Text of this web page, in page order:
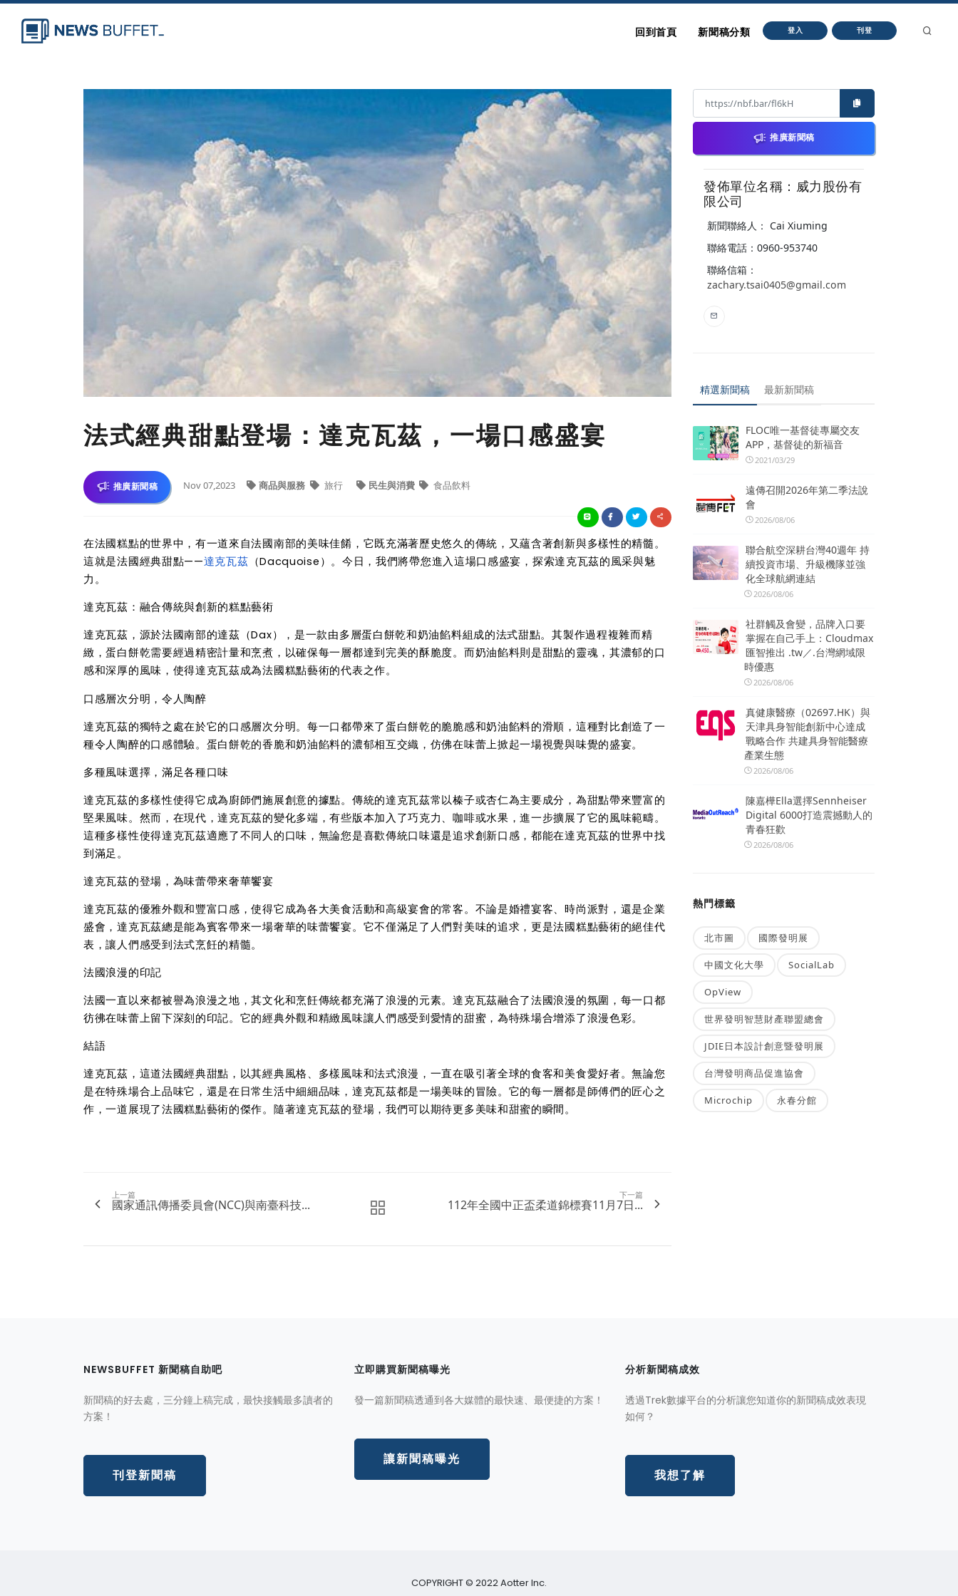
回到首頁 新聞稿分類 登入 刊登
法式經典甜點登場：達克瓦茲，一場口感盛宴
推廣新聞稿 Nov 07,2023 商品與服務 旅行 民生與消費 食品飲料
在法國糕點的世界中，有一道來自法國南部的美味佳餚，它既充滿著歷史悠久的傳統，又蘊含著創新與多樣性的精髓。
這就是法國經典甜點——達克瓦茲 （Dacquoise）。今日，我們將帶您進入這場口感盛宴，探索達克瓦茲的風采與魅
力。
達克瓦茲：融合傳統與創新的糕點藝術
達克瓦茲，源於法國南部的達茲（Dax），是一款由多層蛋白餅乾和奶油餡料組成的法式甜點。其製作過程複雜而精
緻，蛋白餅乾需要經過精密計量和烹煮，以確保每一層都達到完美的酥脆度。而奶油餡料則是甜點的靈魂，其濃郁的口
感和深厚的風味，使得達克瓦茲成為法國糕點藝術的代表之作。
口感層次分明，令人陶醉
達克瓦茲的獨特之處在於它的口感層次分明。每一口都帶來了蛋白餅乾的脆脆感和奶油餡料的滑順，這種對比創造了一
種令人陶醉的口感體驗。蛋白餅乾的香脆和奶油餡料的濃郁相互交織，仿佛在味蕾上掀起一場視覺與味覺的盛宴。
多種風味選擇，滿足各種口味
達克瓦茲的多樣性使得它成為廚師們施展創意的據點。傳統的達克瓦茲常以榛子或杏仁為主要成分，為甜點帶來豐富的
堅果風味。然而，在現代，達克瓦茲的變化多端，有些版本加入了巧克力、咖啡或水果，進一步擴展了它的風味範疇。
這種多樣性使得達克瓦茲適應了不同人的口味，無論您是喜歡傳統口味還是追求創新口感，都能在達克瓦茲的世界中找
到滿足。
達克瓦茲的登場，為味蕾帶來奢華饗宴
達克瓦茲的優雅外觀和豐富口感，使得它成為各大美食活動和高級宴會的常客。不論是婚禮宴客、時尚派對，還是企業
盛會，達克瓦茲總是能為賓客帶來一場奢華的味蕾饗宴。它不僅滿足了人們對美味的追求，更是法國糕點藝術的絕佳代
表，讓人們感受到法式烹飪的精髓。
法國浪漫的印記
法國一直以來都被譽為浪漫之地，其文化和烹飪傳統都充滿了浪漫的元素。達克瓦茲融合了法國浪漫的氛圍，每一口都
彷彿在味蕾上留下深刻的印記。它的經典外觀和精緻風味讓人們感受到愛情的甜蜜，為特殊場合增添了浪漫色彩。
結語
達克瓦茲，這道法國經典甜點，以其經典風格、多樣風味和法式浪漫，一直在吸引著全球的食客和美食愛好者。無論您
是在特殊場合上品味它，還是在日常生活中細細品味，達克瓦茲都是一場美味的冒險。它的每一層都是師傅們的匠心之
作，一道展現了法國糕點藝術的傑作。隨著達克瓦茲的登場，我們可以期待更多美味和甜蜜的瞬間。
上一篇
國家通訊傳播委員會(NCC)與南臺科技...
下一篇
112年全國中正盃柔道錦標賽11月7日...
推廣新聞稿
發佈單位名稱：威力股份有
限公司
新聞聯絡人： Cai Xiuming
聯絡電話：0960-953740
聯絡信箱：
zachary.tsai0405@gmail.com
精選新聞稿 最新新聞稿
FLOC唯一基督徒專屬交友
APP，基督徒的新福音
2021/03/29
遠傳召開2026年第二季法說
會
2026/08/06
聯合航空深耕台灣40週年 持
續投資市場、升級機隊並強
化全球航網連結
2026/08/06
社群觸及會變，品牌入口要
掌握在自己手上：Cloudmax
匯智推出 .tw／.台灣網域限
時優惠
2026/08/06
真健康醫療（02697.HK）與
天津具身智能創新中心達成
戰略合作 共建具身智能醫療
產業生態
2026/08/06
陳嘉樺Ella選擇Sennheiser
Digital 6000打造震撼動人的
青春狂歡
2026/08/06
熱門標籤
北市圖 國際發明展
中國文化大學 SocialLab
OpView
世界發明智慧財產聯盟總會
JDIE日本設計創意暨發明展
台灣發明商品促進協會
Microchip 永春分館
NEWSBUFFET 新聞稿自助吧
新聞稿的好去處，三分鐘上稿完成，最快接觸最多讀者的
方案！
刊登新聞稿
立即購買新聞稿曝光
發一篇新聞稿透通到各大媒體的最快速、最便捷的方案！
讓新聞稿曝光
分析新聞稿成效
透過Trek數據平台的分析讓您知道你的新聞稿成效表現
如何？
我想了解
COPYRIGHT © 2022 Aotter Inc.